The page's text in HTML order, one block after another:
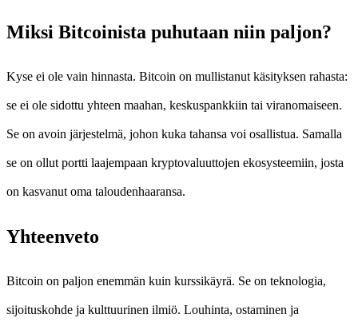
Miksi Bitcoinista puhutaan niin paljon?
Kyse ei ole vain hinnasta. Bitcoin on mullistanut käsityksen rahasta:
se ei ole sidottu yhteen maahan, keskuspankkiin tai viranomaiseen.
Se on avoin järjestelmä, johon kuka tahansa voi osallistua. Samalla
se on ollut portti laajempaan kryptovaluuttojen ekosysteemiin, josta
on kasvanut oma taloudenhaaransa.
Yhteenveto
Bitcoin on paljon enemmän kuin kurssikäyrä. Se on teknologia,
sijoituskohde ja kulttuurinen ilmiö. Louhinta, ostaminen ja